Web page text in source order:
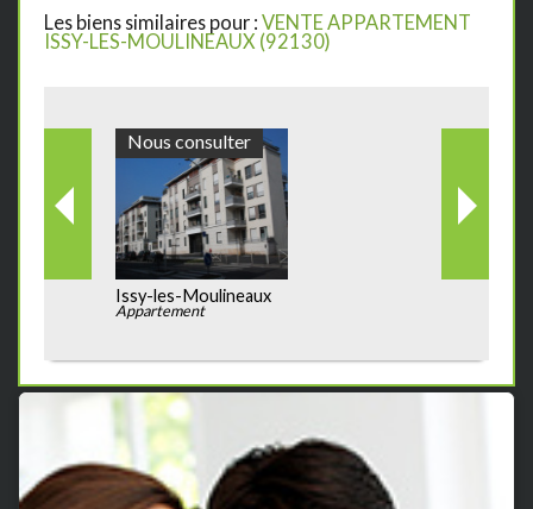
Les biens similaires pour : VENTE APPARTEMENT
ISSY-LES-MOULINEAUX (92130)
Nous consulter
Issy-les-Moulineaux
Appartement